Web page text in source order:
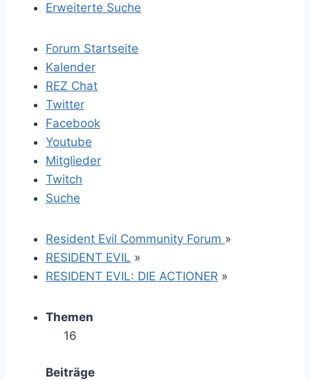
Erweiterte Suche
Forum Startseite
Kalender
REZ Chat
Twitter
Facebook
Youtube
Mitglieder
Twitch
Suche
Resident Evil Community Forum »
RESIDENT EVIL »
RESIDENT EVIL: DIE ACTIONER »
Themen
16
Beiträge